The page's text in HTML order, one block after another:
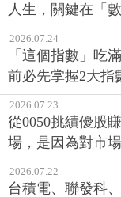
人生，關鍵在「數
2026.07.24
「這個指數」吃
前必先掌握2大指
2026.07.23
從0050挑績優股
場，是因為對市
2026.07.22
台積電、聯發科